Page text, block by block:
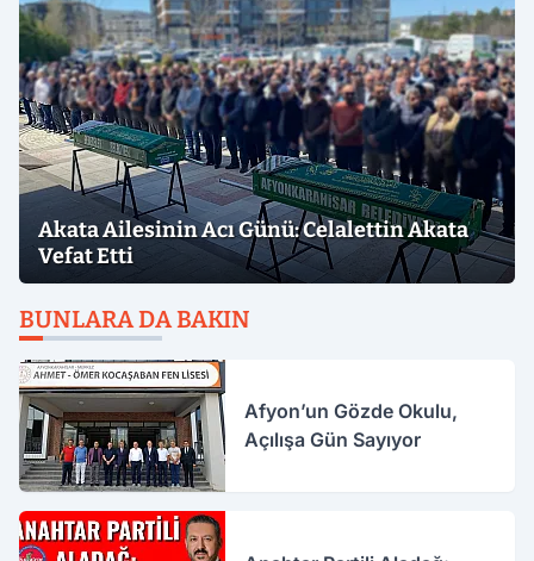
Akata Ailesinin Acı Günü: Celalettin Akata
Vefat Etti
BUNLARA DA BAKIN
Afyon’un Gözde Okulu,
Açılışa Gün Sayıyor